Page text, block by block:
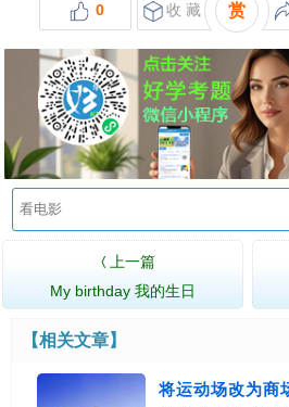
0 收 藏 赏
〈
上一篇
My birthday 我的生日
【相关文章】
将运动场改为